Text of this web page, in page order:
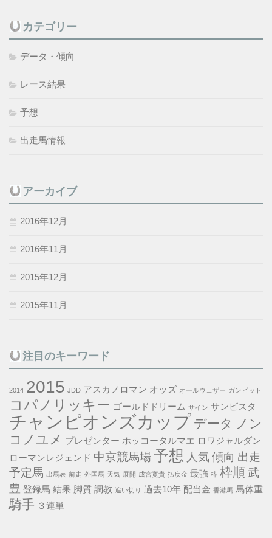
カテゴリー
データ・傾向
レース結果
予想
出走馬情報
アーカイブ
2016年12月
2016年11月
2015年12月
2015年11月
注目のキーワード
2014 2015 JDD アスカノロマン オッズ オールウェザー ガンピット
コパノリッキー ゴールドドリーム サイン サンビスタ
チャンピオンズカップ データ ノン
コノユメ プレゼンター ホッコータルマエ ロワジャルダン
ローマンレジェンド 中京競馬場予想 人気 傾向 出走
予定馬 出馬表 前走 外国馬 天気 展開 成宮寛貴 払戻金 最強 枠 枠順 武
豊 登録馬 結果 脚質 調教 追い切り 過去10年 配当金 香港馬 馬体重
騎手 ３連単